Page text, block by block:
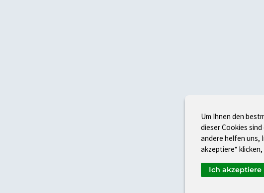
Um Ihnen den
dieser Cookies
andere helfen uns,
akzeptiere“
Ich akzeptiere